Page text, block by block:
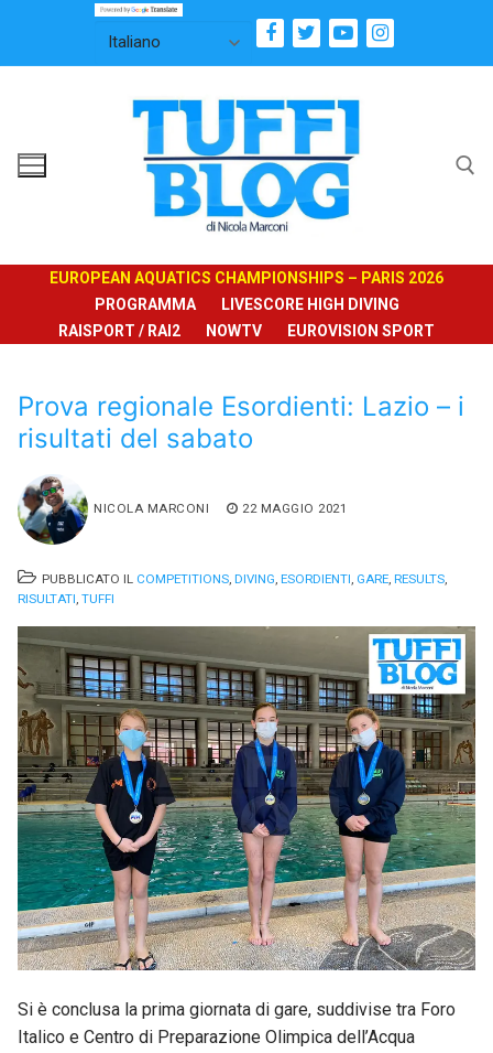
contenuto
EUROPEAN AQUATICS CHAMPIONSHIPS – PARIS 2026
PROGRAMMA
LIVESCORE HIGH DIVING
RAISPORT / RAI2
NOWTV EUROVISION SPORT
Prova regionale Esordienti: Lazio – i
risultati del sabato
NICOLA MARCONI 22 MAGGIO 2021
PUBBLICATO IL COMPETITIONS, DIVING, ESORDIENTI, GARE, RESULTS,
RISULTATI, TUFFI
Si è conclusa la prima giornata di gare, suddivise tra Foro
Italico e Centro di Preparazione Olimpica dell’Acqua